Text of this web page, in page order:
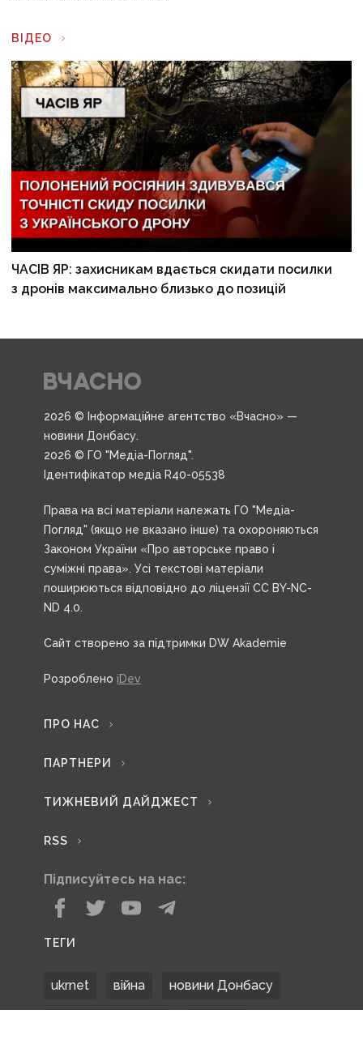
ВІДЕО
ЧАСІВ ЯР: захисникам вдається скидати посилки
з дронів максимально близько до позицій
2026 © Інформаційне агентство «Вчасно» —
новини Донбасу.
2026 © ГО "Медіа-Погляд".
Ідентифікатор медіа R40-05538
Права на всі матеріали належать ГО "Медіа-
Погляд" (якщо не вказано інше) та охороняються
Законом України «Про авторське право і
суміжні права». Усі текстові матеріали
поширюються відповідно до ліцензії CC BY-NC-
ND 4.0.
Сайт створено за підтримки DW Akademie
Розроблено iDev
ПРО НАС
ПАРТНЕРИ
ТИЖНЕВИЙ ДАЙДЖЕСТ
RSS
Підписуйтесь на нас:
ТЕГИ
ukrnet війна новини Донбасу